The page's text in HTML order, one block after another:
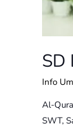
SD
Info
Al-
SWT,